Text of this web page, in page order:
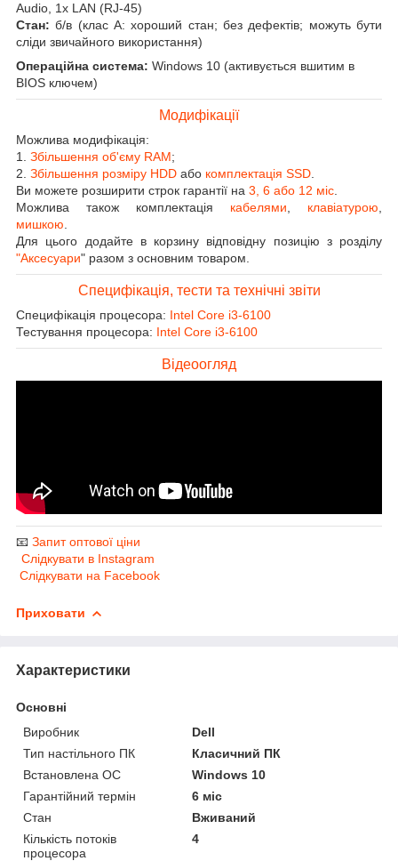
Audio, 1x LAN (RJ-45)
Стан: б/в (клас А: хороший стан; без дефектів; можуть бути
сліди звичайного використання)
Операційна система: Windows 10 (активується вшитим в
BIOS ключем)
Модифікації
Можлива модифікація:
1. Збільшення об'єму RAM;
2. Збільшення розміру HDD або комплектація SSD
Ви можете розширити строк гарантії на 3, 6 або 12 міс
Можлива також комплектація кабелями клавіатурою
мишкою
Для цього додайте в корзину відповідну позицію з розділу
"Аксесуари" разом з основним товаром.
Специфікація, тести та технічні звіти
Специфікація процесора: Intel Core i3-6100
Тестування процесора: Intel Core i3-6100
Відеоогляд
📧 Запит оптової ціни
Слідкувати в Instagram
Слідкувати на Facebook
Приховати
Характеристики
Основні
Виробник
Dell
Тип настільного ПК
Класичний ПК
Встановлена ОС
Windows 10
Гарантійний термін
6 міс
Стан
Вживаний
Кількість потоків
процесора
4